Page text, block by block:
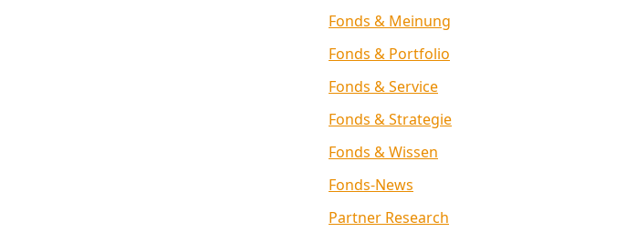
Fonds & Meinung
Fonds & Portfolio
Fonds & Service
Fonds & Strategie
Fonds & Wissen
Fonds-News
Partner Research